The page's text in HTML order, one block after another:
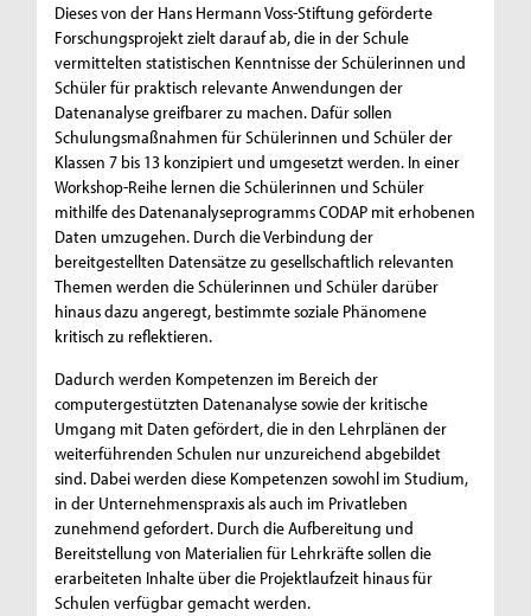
Dieses von der Hans Hermann Voss-Stiftung geförderte
Forschungsprojekt zielt darauf ab, die in der Schule
vermittelten statistischen Kenntnisse der Schülerinnen und
Schüler für praktisch relevante Anwendungen der
Datenanalyse greifbarer zu machen. Dafür sollen
Schulungsmaßnahmen für Schülerinnen und Schüler der
Klassen 7 bis 13 konzipiert und umgesetzt werden. In einer
Workshop-Reihe lernen die Schülerinnen und Schüler
mithilfe des Datenanalyseprogramms CODAP mit erhobenen
Daten umzugehen. Durch die Verbindung der
bereitgestellten Datensätze zu gesellschaftlich relevanten
Themen werden die Schülerinnen und Schüler darüber
hinaus dazu angeregt, bestimmte soziale Phänomene
kritisch zu reflektieren.
Dadurch werden Kompetenzen im Bereich der
computergestützten Datenanalyse sowie der kritische
Umgang mit Daten gefördert, die in den Lehrplänen der
weiterführenden Schulen nur unzureichend abgebildet
sind. Dabei werden diese Kompetenzen sowohl im Studium,
in der Unternehmenspraxis als auch im Privatleben
zunehmend gefordert. Durch die Aufbereitung und
Bereitstellung von Materialien für Lehrkräfte sollen die
erarbeiteten Inhalte über die Projektlaufzeit hinaus für
Schulen verfügbar gemacht werden.